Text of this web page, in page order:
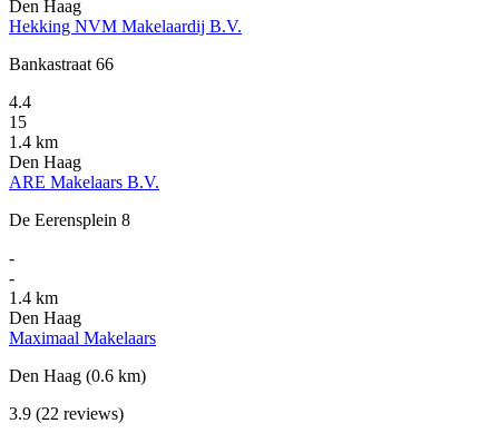
Den Haag
Hekking NVM Makelaardij B.V.
Bankastraat 66
4.4
15
1.4 km
Den Haag
ARE Makelaars B.V.
De Eerensplein 8
-
-
1.4 km
Den Haag
Maximaal Makelaars
Den Haag (0.6 km)
3.9 (22 reviews)